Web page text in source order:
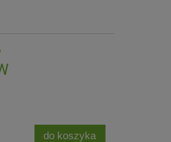
do koszyka